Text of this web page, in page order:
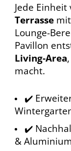
Jede
Terrasse
Lounge-
Pavillon
Living-Area
macht.
✔️
✔️
&